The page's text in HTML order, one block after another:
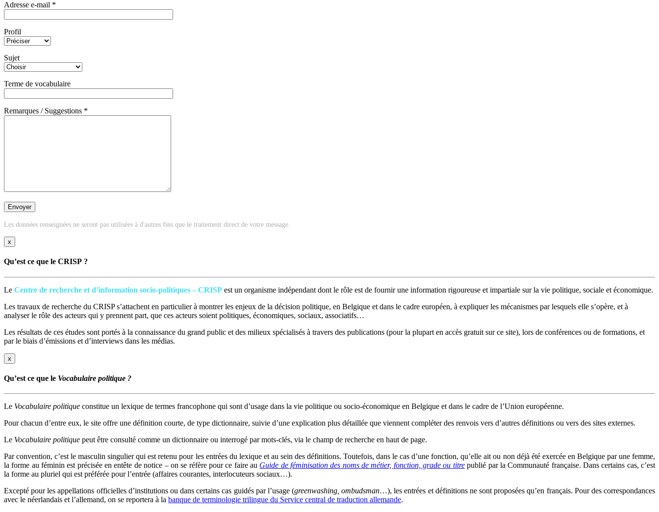
Adresse e-mail *
Profil
Sujet
Terme de vocabulaire
Remarques / Suggestions *
Les données renseignées ne seront pas utilisées à d'autres fins que le traitement direct de votre message.
x
Qu’est ce que le CRISP ?
Le Centre de recherche et d’information socio-politiques – CRISP est un organisme indépendant dont le rôle est de fournir une information rigoureuse et impartiale sur la vie politique, sociale et économique.
Les travaux de recherche du CRISP s’attachent en particulier à montrer les enjeux de la décision politique, en Belgique et dans le cadre européen, à expliquer les mécanismes par lesquels elle s’opère, et à
analyser le rôle des acteurs qui y prennent part, que ces acteurs soient politiques, économiques, sociaux, associatifs…
Les résultats de ces études sont portés à la connaissance du grand public et des milieux spécialisés à travers des publications (pour la plupart en accès gratuit sur ce site), lors de conférences ou de formations, et
par le biais d’émissions et d’interviews dans les médias.
x
Qu’est ce que le Vocabulaire politique ?
Le Vocabulaire politique constitue un lexique de termes francophone qui sont d’usage dans la vie politique ou socio-économique en Belgique et dans le cadre de l’Union européenne.
Pour chacun d’entre eux, le site offre une définition courte, de type dictionnaire, suivie d’une explication plus détaillée que viennent compléter des renvois vers d’autres définitions ou vers des sites externes.
Le Vocabulaire politique peut être consulté comme un dictionnaire ou interrogé par mots-clés, via le champ de recherche en haut de page.
Par convention, c’est le masculin singulier qui est retenu pour les entrées du lexique et au sein des définitions. Toutefois, dans le cas d’une fonction, qu’elle ait ou non déjà été exercée en Belgique par une femme,
la forme au féminin est précisée en entête de notice – on se réfère pour ce faire au Guide de féminisation des noms de métier, fonction, grade ou titrepublié par la Communauté française. Dans certains cas, c’est
la forme au pluriel qui est préférée pour l’entrée (affaires courantes, interlocuteurs sociaux…).
Excepté pour les appellations officielles d’institutions ou dans certains cas guidés par l’usage (greenwashing, ombudsman…), les entrées et définitions ne sont proposées qu’en français. Pour des correspondances
avec le néerlandais et l’allemand, on se reportera à la banque de terminologie trilingue du Service central de traduction allemande.